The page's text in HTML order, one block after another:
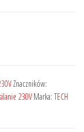
Znaczników:
230V Marka: TECH